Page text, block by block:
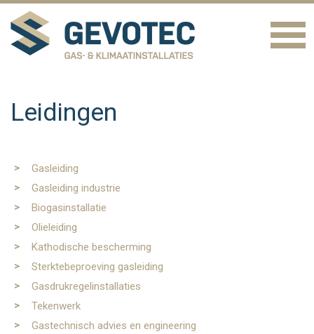
Leidingen
Gasleiding
Gasleiding industrie
Biogasinstallatie
Olieleiding
Kathodische bescherming
Sterktebeproeving gasleiding
Gasdrukregelinstallaties
Tekenwerk
Gastechnisch advies en engineering